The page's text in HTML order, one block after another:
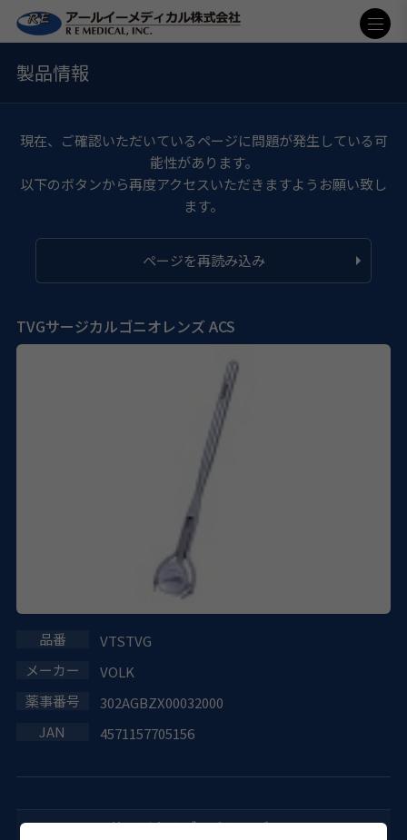
製品情報
現在、ご確認いただいているページに問題が発生している可
能性があります。
以下のボタンから再度アクセスいただきますようお願い致し
ます。
ページを再読み込み
TVGサージカルゴニオレンズ ACS
VTSTVG
VOLK
302AGBZX00032000
4571157705156
サージカルゴニオレンズ ACS